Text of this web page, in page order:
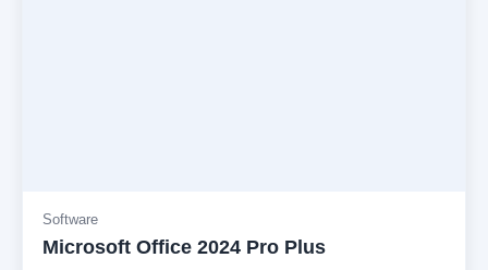
Software
Microsoft Office 2024 Pro Plus